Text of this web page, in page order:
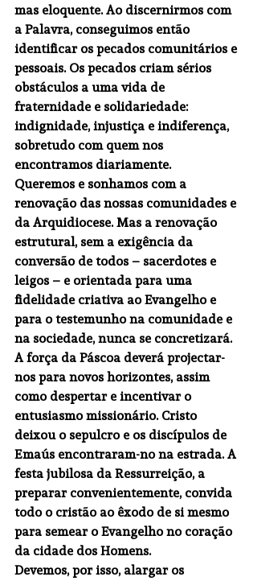
mas eloquente. Ao discernirmos com
a Palavra, conseguimos então
identificar os pecados comunitários e
pessoais. Os pecados criam sérios
obstáculos a uma vida de
fraternidade e solidariedade:
indignidade, injustiça e indiferença,
sobretudo com quem nos
encontramos diariamente.
Queremos e sonhamos com a
renovação das nossas comunidades e
da Arquidiocese. Mas a renovação
estrutural, sem a exigência da
conversão de todos – sacerdotes e
leigos – e orientada para uma
fidelidade criativa ao Evangelho e
para o testemunho na comunidade e
na sociedade, nunca se concretizará.
A força da Páscoa deverá projectar-
nos para novos horizontes, assim
como despertar e incentivar o
entusiasmo missionário. Cristo
deixou o sepulcro e os discípulos de
Emaús encontraram-no na estrada. A
festa jubilosa da Ressurreição, a
preparar convenientemente, convida
todo o cristão ao êxodo de si mesmo
para semear o Evangelho no coração
da cidade dos Homens.
Devemos, por isso, alargar os